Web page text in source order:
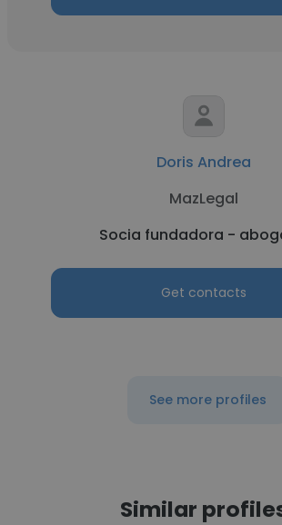
Doris Andrea
MazLegal
Socia fundadora -
Get contacts
See more profiles
Similar